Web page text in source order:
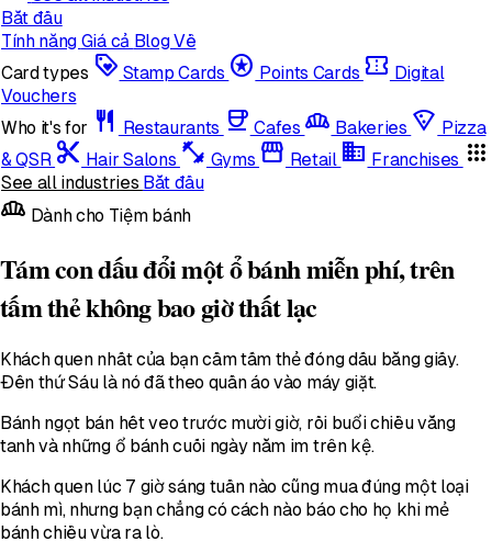
Bắt đầu
Tính năng Giá cả BlogVề
Card types loyalty Stamp Cards stars Points Cards confirmation_number Digital
Vouchers
Who it's for restaurant Restaurants coffee Cafes bakery_dining Bakeries local_pizza Pizza
& QSR content_cut Hair Salons fitness_center Gyms storefront Retail domain Franchises apps
See all industries Bắt đầu
bakery_dining Dành cho Tiệm bánh
Tám con dấu đổi một ổ bánh miễn phí, trên
tấm thẻ không bao giờ thất lạc
Khách quen nhất của bạn cầm tấm thẻ đóng dấu bằng giấy.
Đến thứ Sáu là nó đã theo quần áo vào máy giặt.
Bánh ngọt bán hết veo trước mười giờ, rồi buổi chiều vắng
tanh và những ổ bánh cuối ngày nằm im trên kệ.
Khách quen lúc 7 giờ sáng tuần nào cũng mua đúng một loại
bánh mì, nhưng bạn chẳng có cách nào báo cho họ khi mẻ
bánh chiều vừa ra lò.